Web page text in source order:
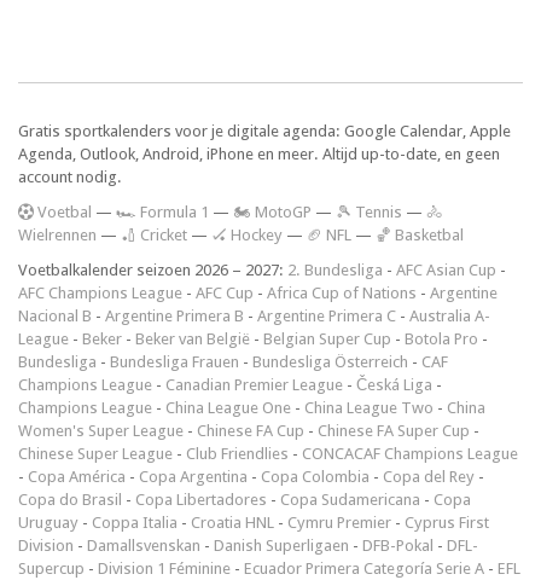
Gratis sportkalenders voor je digitale agenda: Google Calendar, Apple
Agenda, Outlook, Android, iPhone en meer. Altijd up-to-date, en geen
account nodig.
Voetbal — 🏎️ Formula 1 — 🏍 MotoGP — 🎾 Tennis — 🚴
Wielrennen — 🏏 Cricket — 🏑 Hockey — 🏈 NFL — 🏀 Basketbal
Voetbalkalender seizoen 2026 – 2027: 2. Bundesliga - AFC Asian Cup -
AFC Champions League - AFC Cup - Africa Cup of Nations - Argentine
Nacional B - Argentine Primera B - Argentine Primera C - Australia A-
League - Beker - Beker van België - Belgian Super Cup - Botola Pro -
Bundesliga - Bundesliga Frauen - Bundesliga Österreich - CAF
Champions League - Canadian Premier League - Česká Liga -
Champions League - China League One - China League Two - China
Women's Super League - Chinese FA Cup - Chinese FA Super Cup -
Chinese Super League - Club Friendlies - CONCACAF Champions League
- Copa América - Copa Argentina - Copa Colombia - Copa del Rey -
Copa do Brasil - Copa Libertadores - Copa Sudamericana - Copa
Uruguay - Coppa Italia - Croatia HNL - Cymru Premier - Cyprus First
Division - Damallsvenskan - Danish Superligaen - DFB-Pokal - DFL-
Supercup - Division 1 Féminine - Ecuador Primera Categoría Serie A - EFL